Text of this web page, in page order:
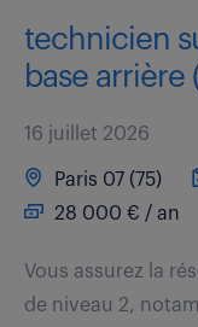
technicien
base arrière
16 juillet 2026
Paris 07 (75)
28 000 € / an
Vous assurez la
de niveau 2,